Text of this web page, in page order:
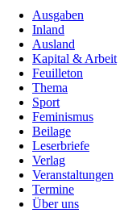
Ausgaben
Inland
Ausland
Kapital & Arbeit
Feuilleton
Thema
Sport
Feminismus
Beilage
Leserbriefe
Verlag
Veranstaltungen
Termine
Über uns